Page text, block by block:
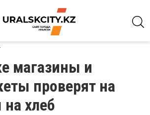
магазины и
проверят на
хлеб